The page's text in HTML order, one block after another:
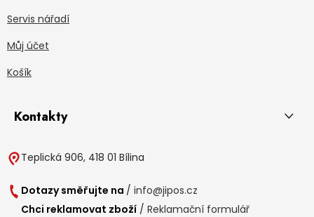
Servis nářadí
Můj účet
Košík
Kontakty
Teplická 906, 418 01 Bílina
Dotazy směřujte na / info@jipos.cz
Chci reklamovat zboží / Reklamační formulář